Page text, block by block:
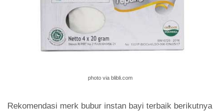
photo via blibli.com
Rekomendasi merk bubur instan bayi terbaik berikutnya